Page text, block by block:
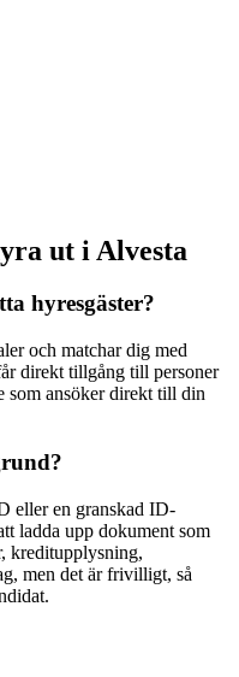
ut i Alvesta
hyresgäster?
och matchar dig med
direkt tillgång till personer
som ansöker direkt till din
eller en granskad ID-
ladda upp dokument som
kreditupplysning,
men det är frivilligt, så